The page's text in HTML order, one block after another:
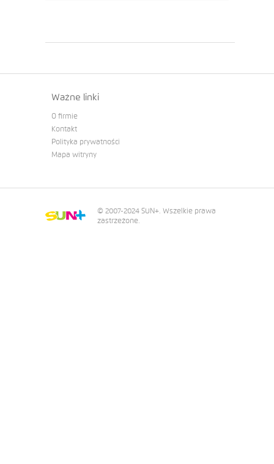
Ważne linki
O firmie
Kontakt
Polityka prywatności
Mapa witryny
© 2007-2024 SUN+. Wszelkie prawa
zastrzeżone.